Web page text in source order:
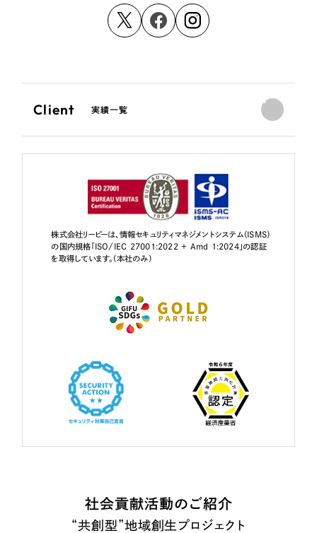
Client 実績一覧
株式会社リーピーは、情報セキュリティマネジメントシステム（ISMS）
の国内規格「ISO/IEC 27001:2022 + Amd 1:2024」の認証
を取得しています。（本社のみ）
社会貢献活動のご紹介
“共創型”地域創生プロジェクト